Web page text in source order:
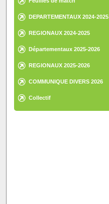
DEPARTEMENTAUX 2024-2025
REGIONAUX 2024-2025
Départementaux 2025-2026
REGIONAUX 2025-2026
COMMUNIQUE DIVERS 2026
Collectif